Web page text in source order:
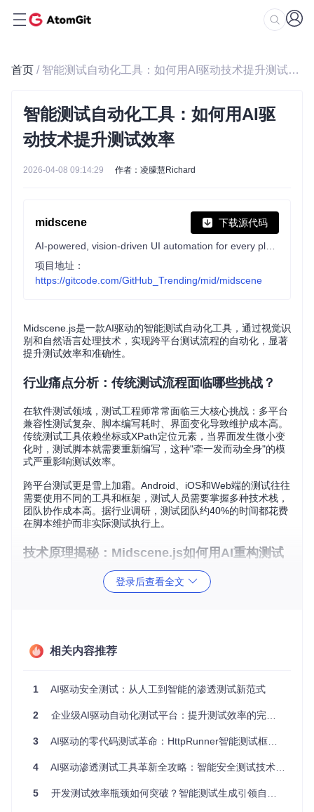
首页 / 智能测试自动化工具：如何用AI驱动技术提升测试效率
智能测试自动化工具：如何用AI驱
动技术提升测试效率
2026-04-08 09:14:29 作者：凌朦慧Richard
midscene 下载源代码
项目地址：
https://gitcode.com/GitHub_Trending/mid/midscene
Midscene.js是一款AI驱动的智能测试自动化工具，通过视觉识
别和自然语言处理技术，实现跨平台测试流程的自动化，显著
提升测试效率和准确性。
行业痛点分析：传统测试流程面临哪些挑战？
在软件测试领域，测试工程师常常面临三大核心挑战：多平台
兼容性测试复杂、脚本编写耗时、界面变化导致维护成本高。
传统测试工具依赖坐标或XPath定位元素，当界面发生微小变
化时，测试脚本就需要重新编写，这种"牵一发而动全身"的模
式严重影响测试效率。
跨平台测试更是雪上加霜。Android、iOS和Web端的测试往往
需要使用不同的工具和框架，测试人员需要掌握多种技术栈，
团队协作成本高。据行业调研，测试团队约40%的时间都花费
在脚本维护而非实际测试执行上。
技术原理揭秘：Midscene.js如何用AI重构测试
其核心技术流程如下：
界面理解：通过AI视觉识别技术分析界面元素，构建语义
任务规划：将自然语言指令分解为可执行的操作步骤
结果验证：自动对比实际结果与预期结果
这种架构的优势在于，即使界面布局发生变化，只要功能元素
登录后查看全文
相关内容推荐
1 AI驱动安全测试：从人工到智能的渗透测试新范式
2 企业级AI驱动自动化测试平台：提升测试效率的完整实施指南
3 AI驱动的零代码测试革命：HttpRunner智能测试框架技术解析
4 AI驱动渗透测试工具革新全攻略：智能安全测试技术与实践指南
5 开发测试效率瓶颈如何突破？智能测试生成引领自动化测试新范式